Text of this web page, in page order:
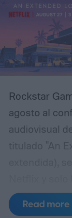
una antigua
Luka, un
momentos
comprender
evitar que
a repetirse.
Rockstar
agosto al
audiovisual
titulado "An
plataformas
Read more